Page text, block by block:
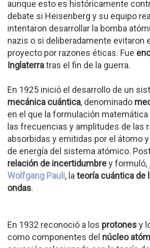
aunque esto es históricamente
debate si Heisenberg y su equipo
intentaron desarrollar la bomba
nazis o si deliberadamente evitaron
proyecto por razones éticas. Fue
Inglaterratras el fin de la guerra.
En 1925 inició el desarrollo de un
mecánica cuántica, denominado
en el que la formulación matemática
las frecuencias y amplitudes de las
absorbidas y emitidas por el átomo
de energía del sistema atómico.
relación de incertidumbrey formuló,
Wolfgang Pauli, la teoría cuántica de
ondas.
En 1932 reconoció a los protonesy
como componentes del núcleo